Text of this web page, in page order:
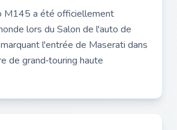
M145 a été officiellement
lors du Salon de l'auto de
l'entrée de Maserati dans
de grand‑touring haute